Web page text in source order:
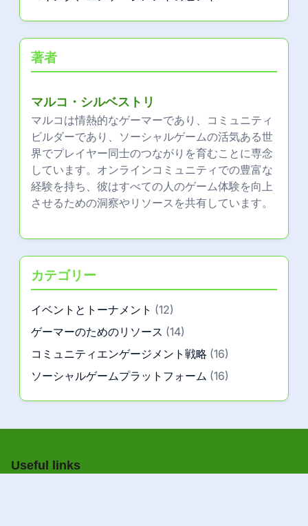
著者
マルコ・シルベストリ
マルコは情熱的なゲーマーであり、コミュニティ
ビルダーであり、ソーシャルゲームの活気ある世
界でプレイヤー同士のつながりを育むことに専念
しています。オンラインコミュニティでの豊富な
経験を持ち、彼はすべての人のゲーム体験を向上
させるための洞察やリソースを共有しています。
カテゴリー
イベントとトーナメント (12)
ゲーマーのためのリソース (14)
コミュニティエンゲージメント戦略 (16)
ソーシャルゲームプラットフォーム (16)
Useful links